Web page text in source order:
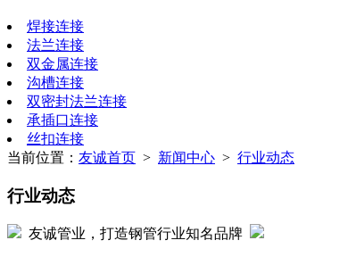
焊接连接
法兰连接
双金属连接
沟槽连接
双密封法兰连接
承插口连接
丝扣连接
当前位置： 友诚首页 > 新闻中心 > 行业动态
行业动态
友诚管业，打造钢管行业知名品牌